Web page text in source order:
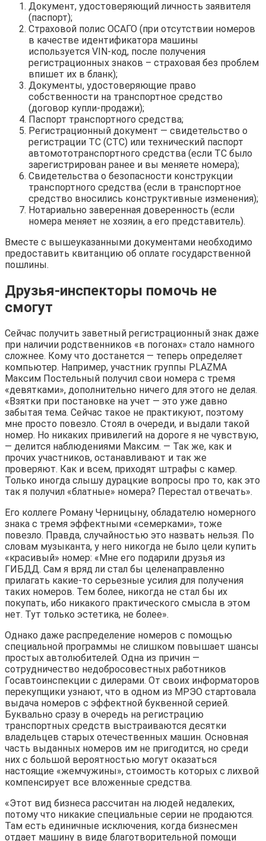
Документ, удостоверяющий личность заявителя
(паспорт);
Страховой полис ОСАГО (при отсутствии номеров
в качестве идентификатора машины
используется VIN-код, после получения
регистрационных знаков – страховая без проблем
впишет их в бланк);
Документы, удостоверяющие право
собственности на транспортное средство
(договор купли-продажи);
Паспорт транспортного средства;
Регистрационный документ — свидетельство о
регистрации ТС (СТС) или технический паспорт
автомототранспортного средства (если ТС было
зарегистрирован ранее и вы меняете номера);
Свидетельства о безопасности конструкции
транспортного средства (если в транспортное
средство вносились конструктивные изменения);
Нотариально заверенная доверенность (если
номера меняет не хозяин, а его представитель).
Вместе с вышеуказанными документами необходимо
предоставить квитанцию об оплате государственной
пошлины.
Друзья-инспекторы помочь не
смогут
Сейчас получить заветный регистрационный знак даже
при наличии родственников «в погонах» стало намного
сложнее. Кому что достанется — теперь определяет
компьютер. Например, участник группы PLAZMA
Максим Постельный получил свои номера с тремя
«девятками», дополнительно ничего для этого не делая.
«Взятки при постановке на учет — это уже давно
забытая тема. Сейчас такое не практикуют, поэтому
мне просто повезло. Стоял в очереди, и выдали такой
номер. Но никаких привилегий на дороге я не чувствую,
— делится наблюдениями Максим. — Так же, как и
прочих участников, останавливают и так же
проверяют. Как и всем, приходят штрафы с камер.
Только иногда слышу дурацкие вопросы про то, как это
так я получил «блатные» номера? Перестал отвечать».
Его коллеге Роману Черницыну, обладателю номерного
знака с тремя эффектными «семерками», тоже
повезло. Правда, случайностью это назвать нельзя. По
словам музыканта, у него никогда не было цели купить
«красивый» номер: «Мне его подарили друзья из
ГИБДД. Сам я вряд ли стал бы целенаправленно
прилагать какие-то серьезные усилия для получения
таких номеров. Тем более, никогда не стал бы их
покупать, ибо никакого практического смысла в этом
нет. Тут только эстетика, не более».
Однако даже распределение номеров с помощью
специальной программы не слишком повышает шансы
простых автолюбителей. Одна из причин —
сотрудничество недобросовестных работников
Госавтоинспекции с дилерами. От своих информаторов
перекупщики узнают, что в одном из МРЭО стартовала
выдача номеров с эффектной буквенной серией.
Буквально сразу в очередь на регистрацию
транспортных средств выстраиваются десятки
владельцев старых отечественных машин. Основная
часть выданных номеров им не пригодится, но среди
них с большой вероятностью могут оказаться
настоящие «жемчужины», стоимость которых с лихвой
компенсирует все вложенные средства.
«Этот вид бизнеса рассчитан на людей недалеких,
потому что никакие специальные серии не продаются.
Там есть единичные исключения, когда бизнесмен
отдает машину в виде благотворительной помощи